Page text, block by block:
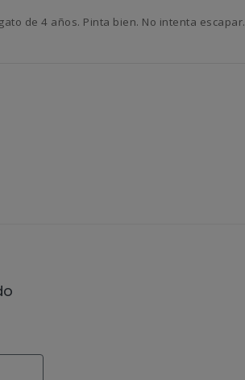
de 4 años. Pinta bien. No intenta escapar.